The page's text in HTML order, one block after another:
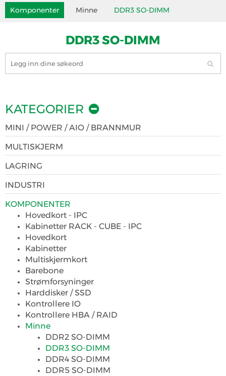
Komponenter Minne DDR3 SO-DIMM
DDR3 SO-DIMM
KATEGORIER
MINI / POWER / AIO / BRANNMUR
MULTISKJERM
LAGRING
INDUSTRI
KOMPONENTER
Hovedkort - IPC
Kabinetter RACK - CUBE - IPC
Hovedkort
Kabinetter
Multiskjermkort
Barebone
Strømforsyninger
Harddisker / SSD
Kontrollere IO
Kontrollere HBA / RAID
Minne
DDR2 SO-DIMM
DDR3 SO-DIMM
DDR4 SO-DIMM
DDR5 SO-DIMM